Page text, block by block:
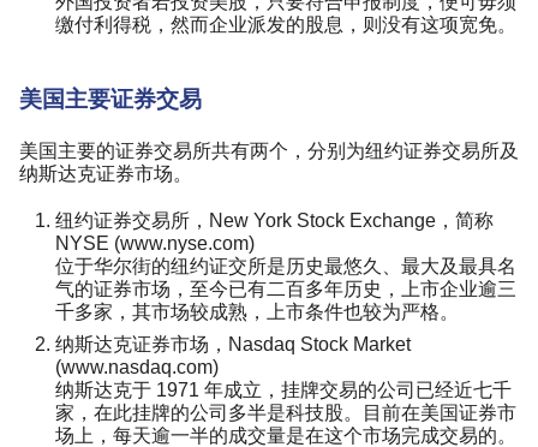
缴付利得税，然而企业派发的股息，则没有这项宽免。
美国主要证券交易
美国主要的证券交易所共有两个，分别为纽约证券交易所及
纳斯达克证券市场。
纽约证券交易所，New York Stock Exchange，简称
NYSE (www.nyse.com)
位于华尔街的纽约证交所是历史最悠久、最大及最具名
气的证券市场，至今已有二百多年历史，上市企业逾三
千多家，其市场较成熟，上市条件也较为严格。
纳斯达克证券市场，Nasdaq Stock Market
(www.nasdaq.com)
纳斯达克于 1971 年成立，挂牌交易的公司已经近七千
家，在此挂牌的公司多半是科技股。目前在美国证券市
场上，每天逾一半的成交量是在这个市场完成交易的。